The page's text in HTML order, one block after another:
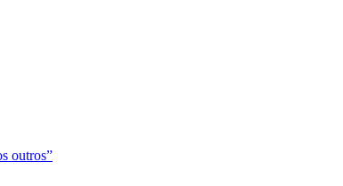
outros”